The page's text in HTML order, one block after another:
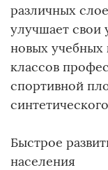
различных
улучшает свои
новых
классов
спортивной
Быстрое
населения